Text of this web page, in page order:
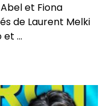
Abel et Fiona
de Laurent Melki
et ...